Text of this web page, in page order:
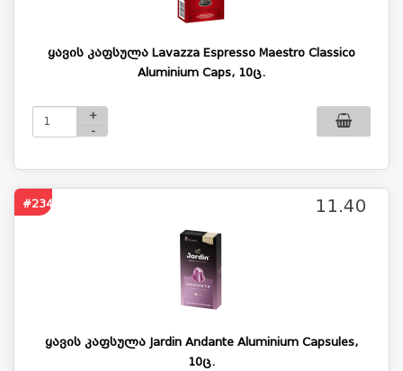
ყავის კაფსულა Lavazza Espresso Maestro Classico
Aluminium Caps, 10ც.
+
-
#2346 11.40
ყავის კაფსულა Jardin Andante Aluminium Capsules,
10ც.